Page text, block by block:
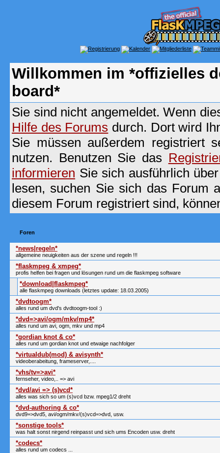
Willkommen im *offizielles
board*
Sie sind nicht angemeldet. Wenn
Hilfe des Forums durch. Dort wird
Sie müssen außerdem registriert
nutzen. Benutzen Sie das
informieren Sie sich ausführlich
lesen, suchen Sie sich das Forum
diesem Forum registriert sind,
Foren
*news|regeln*
allgemeine neuigkeiten aus der szene und regeln !!!
*flaskmpeg & xmpeg*
profis helfen bei fragen und lösungen rund um die flaskmpeg software
*download|flaskmpeg*
alle flaskmpeg downloads (letztes update: 18.03.2005)
*dvdtoogm*
alles rund um dvd's dvdtoogm-tool :)
*dvd=>avi/ogm/mkv/mp4*
alles rund um avi, ogm, mkv und mp4
*gordian knot & co*
alles rund um gordian knot und etwaige nachfolger
*virtualdub(mod) & avisynth*
videoberabeitung, frameserver,....
*vhs/tv=>avi*
fernseher, video,.. => avi
*dvd/avi => (s)vcd*
alles was sich so um (s)vcd bzw. mpeg1/2 dreht
*dvd-authoring & co*
dvd9=>dvd5, avi/ogm/mkv/(s)vcd=>dvd, usw.
*sonstige tools*
was halt sonst nirgend reinpasst und sich ums Encoden usw. dreht
*codecs*
alles rund um codecs ...